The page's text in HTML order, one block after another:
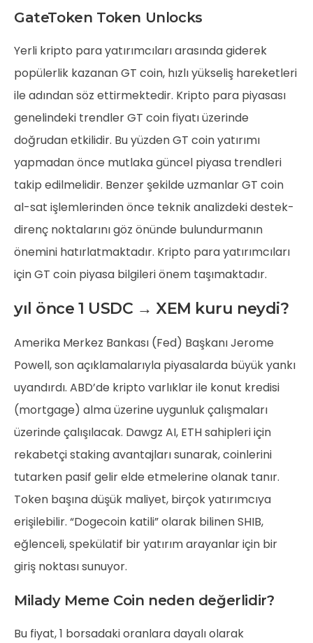
GateToken Token Unlocks
Yerli kripto para yatırımcıları arasında giderek
popülerlik kazanan GT coin, hızlı yükseliş hareketleri
ile adından söz ettirmektedir. Kripto para piyasası
genelindeki trendler GT coin fiyatı üzerinde
doğrudan etkilidir. Bu yüzden GT coin yatırımı
yapmadan önce mutlaka güncel piyasa trendleri
takip edilmelidir. Benzer şekilde uzmanlar GT coin
al-sat işlemlerinden önce teknik analizdeki destek-
direnç noktalarını göz önünde bulundurmanın
önemini hatırlatmaktadır. Kripto para yatırımcıları
için GT coin piyasa bilgileri önem taşımaktadır.
yıl önce 1 USDC → XEM kuru neydi?
Amerika Merkez Bankası (Fed) Başkanı Jerome
Powell, son açıklamalarıyla piyasalarda büyük yankı
uyandırdı. ABD’de kripto varlıklar ile konut kredisi
(mortgage) alma üzerine uygunluk çalışmaları
üzerinde çalışılacak. Dawgz AI, ETH sahipleri için
rekabetçi staking avantajları sunarak, coinlerini
tutarken pasif gelir elde etmelerine olanak tanır.
Token başına düşük maliyet, birçok yatırımcıya
erişilebilir. “Dogecoin katili” olarak bilinen SHIB,
eğlenceli, spekülatif bir yatırım arayanlar için bir
giriş noktası sunuyor.
Milady Meme Coin neden değerlidir?
Bu fiyat, 1 borsadaki oranlara dayalı olarak